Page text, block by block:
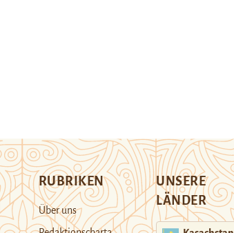
RUBRIKEN
Über uns
UNSERE
LÄNDER